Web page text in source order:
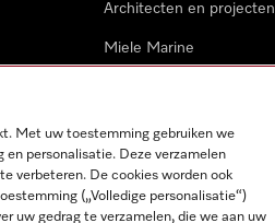
Architecten en projecten
Miele Marine
Met uw toestemming gebruiken we
en personalisatie. Deze verzamelen
verbeteren. De cookies worden ook
(„Volledige personalisatie“)
uw gedrag te verzamelen, die we aan uw